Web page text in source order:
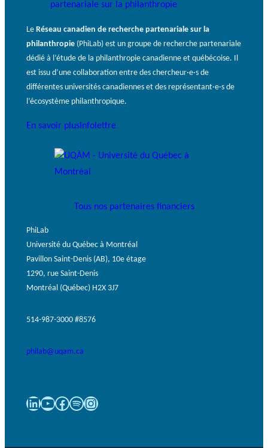
Le Réseau canadien de recherche partenariale sur la
philanthropie (PhiLab) est un groupe de recherche partenariale
dédié à l’étude de la philanthropie canadienne et québécoise. Il
est issu d’une collaboration entre des chercheur·e·s de
différentes universités canadiennes et des représentant·e·s de
l’écosystème philanthropique.
En savoir plus Infolettre
Tous nos partenaires financiers
PhiLab
Université du Québec à Montréal
Pavillon Saint-Denis (AB), 10e étage
1290, rue Saint-Denis
Montréal (Québec) H2X 3J7
514-987-3000 #8576
philab@uqam.ca
LinkedIn YouTube Facebook Spotify Instagram